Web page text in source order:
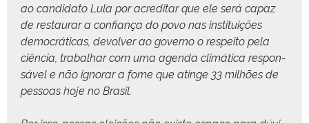
ao can­dida­to Lula por acred­i­tar que ele será capaz
de restau­rar a con­fi­ança do povo nas insti­tu­ições
democráti­cas, devolver ao gov­er­no o respeito pela
ciên­cia, tra­bal­har com uma agen­da climáti­ca respon­
sáv­el e não igno­rar a fome que atinge 33 mil­hões de
pes­soas hoje no Brasil.